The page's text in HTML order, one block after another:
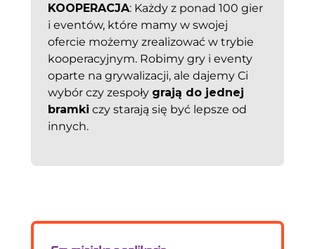
KOOPERACJA: Każdy z ponad 100 gier
i eventów, które mamy w swojej
ofercie możemy zrealizować w trybie
kooperacyjnym. Robimy gry i eventy
oparte na grywalizacji, ale dajemy Ci
wybór czy zespoły grają do jednej
bramki czy starają się być lepsze od
innych.